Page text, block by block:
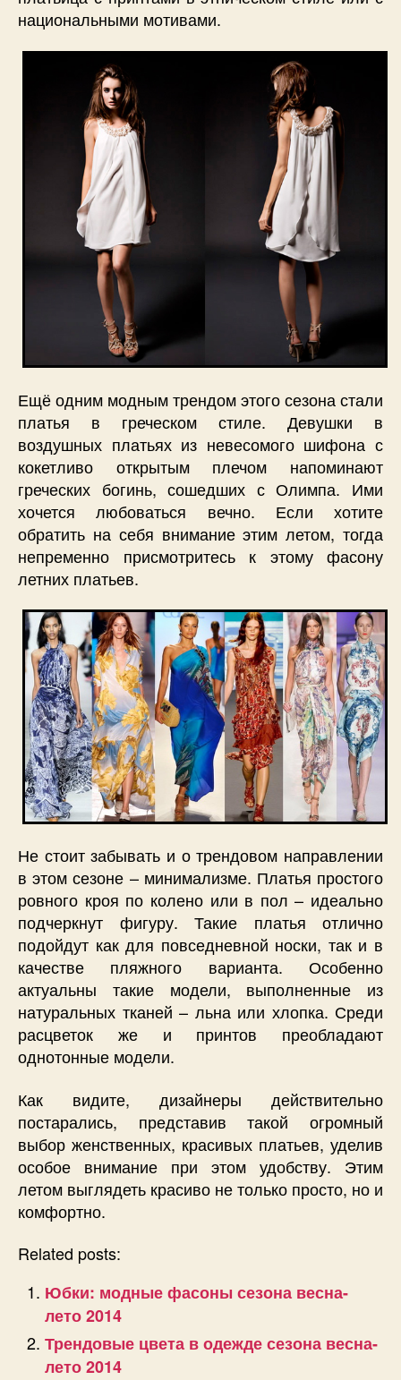
национальными мотивами.
Ещё одним модным трендом этого сезона стали
платья в греческом стиле. Девушки в
воздушных платьях из невесомого шифона с
кокетливо открытым плечом напоминают
греческих богинь, сошедших с Олимпа. Ими
хочется любоваться вечно. Если хотите
обратить на себя внимание этим летом, тогда
непременно присмотритесь к этому фасону
летних платьев.
Не стоит забывать и о трендовом направлении
в этом сезоне – минимализме. Платья простого
ровного кроя по колено или в пол – идеально
подчеркнут фигуру. Такие платья отлично
подойдут как для повседневной носки, так и в
качестве пляжного варианта. Особенно
актуальны такие модели, выполненные из
натуральных тканей – льна или хлопка. Среди
расцветок же и принтов преобладают
однотонные модели.
Как видите, дизайнеры действительно
постарались, представив такой огромный
выбор женственных, красивых платьев, уделив
особое внимание при этом удобству. Этим
летом выглядеть красиво не только просто, но и
комфортно.
Related posts:
Юбки: модные фасоны сезона весна-
лето 2014
Трендовые цвета в одежде сезона весна-
лето 2014